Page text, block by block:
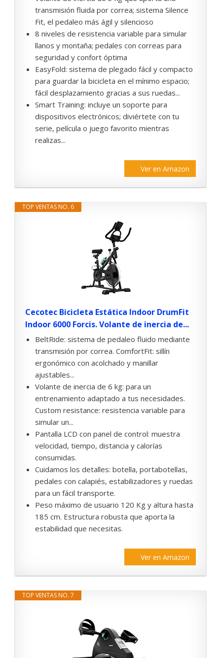
transmisión fluida por correa; sistema Silence
Fit, el pedaleo más ágil y silencioso
8 niveles de resistencia variable para simular
llanos y montaña; pedales con correas para
seguridad y confort óptima
EasyFold: sistema de plegado fácil y compacto
para guardar la bicicleta en el mínimo espacio;
fácil desplazamiento gracias a sus ruedas...
Smart Training: incluye un soporte para
dispositivos electrónicos; diviértete con tu
serie, película o juego favorito mientras
realizas...
Ver en Amazon
TOP VENTAS NO. 6
Cecotec Bicicleta Estática Indoor DrumFit
Indoor 6000 Forcis. Volante de inercia de...
BeltRide: sistema de pedaleo fluido mediante
transmisión por correa. ComfortFit: sillín
ergonómico con acolchado y manillar
ajustables...
Volante de inercia de 6 kg: para un
entrenamiento adaptado a tus necesidades.
Custom resistance: resistencia variable para
simular un...
Pantalla LCD con panel de control: muestra
velocidad, tiempo, distancia y calorías
consumidas.
Cuidamos los detalles: botella, portabotellas,
pedales con calapiés, estabilizadores y ruedas
para un fácil transporte.
Peso máximo de usuario 120 Kg y altura hasta
185 cm. Estructura robusta que aporta la
estabilidad que necesitas.
Ver en Amazon
TOP VENTAS NO. 7